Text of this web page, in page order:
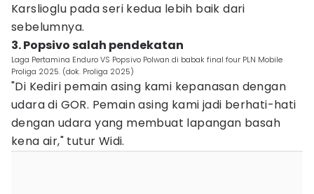
Karslioglu pada seri kedua lebih baik dari
sebelumnya.
3. Popsivo salah pendekatan
Laga Pertamina Enduro VS Popsivo Polwan di babak final four PLN Mobile
Proliga 2025. (dok. Proliga 2025)
"Di Kediri pemain asing kami kepanasan dengan
udara di GOR. Pemain asing kami jadi berhati-hati
dengan udara yang membuat lapangan basah
kena air," tutur Widi.